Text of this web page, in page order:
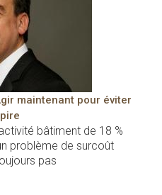
maintenant pour éviter
bâtiment de 18 %
problème de surcoût
pas